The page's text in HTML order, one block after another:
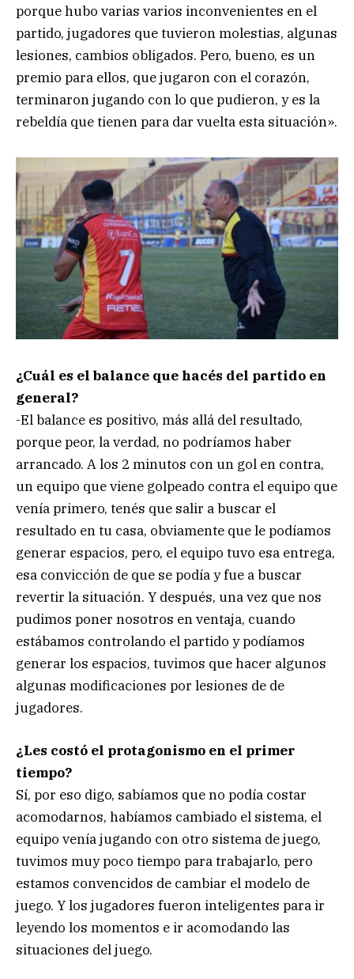
porque hubo varias varios inconvenientes en el
partido, jugadores que tuvieron molestias, algunas
lesiones, cambios obligados. Pero, bueno, es un
premio para ellos, que jugaron con el corazón,
terminaron jugando con lo que pudieron, y es la
rebeldía que tienen para dar vuelta esta situación».
¿Cuál es el balance que hacés del partido en
general?
-El balance es positivo, más allá del resultado,
porque peor, la verdad, no podríamos haber
arrancado. A los 2 minutos con un gol en contra,
un equipo que viene golpeado contra el equipo que
venía primero, tenés que salir a buscar el
resultado en tu casa, obviamente que le podíamos
generar espacios, pero, el equipo tuvo esa entrega,
esa convicción de que se podía y fue a buscar
revertir la situación. Y después, una vez que nos
pudimos poner nosotros en ventaja, cuando
estábamos controlando el partido y podíamos
generar los espacios, tuvimos que hacer algunos
algunas modificaciones por lesiones de de
jugadores.
¿Les costó el protagonismo en el primer
tiempo?
Sí, por eso digo, sabíamos que no podía costar
acomodarnos, habíamos cambiado el sistema, el
equipo venía jugando con otro sistema de juego,
tuvimos muy poco tiempo para trabajarlo, pero
estamos convencidos de cambiar el modelo de
juego. Y los jugadores fueron inteligentes para ir
leyendo los momentos e ir acomodando las
situaciones del juego.